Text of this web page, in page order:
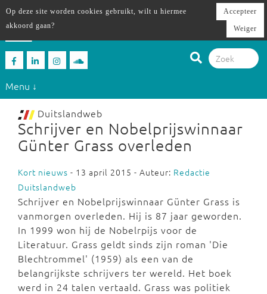
Menu ↓
Duitslandweb
Schrijver en Nobelprijswinnaar
Günter Grass overleden
Kort nieuws - 13 april 2015 - Auteur: Redactie
Duitslandweb
Schrijver en Nobelprijswinnaar Günter Grass is
vanmorgen overleden. Hij is 87 jaar geworden.
In 1999 won hij de Nobelrpijs voor de
Literatuur. Grass geldt sinds zijn roman 'Die
Blechtrommel' (1959) als een van de
belangrijkste schrijvers ter wereld. Het boek
werd in 24 talen vertaald. Grass was politiek
Op deze site worden cookies gebruikt, wilt u hiermee
akkoord gaan?
Accepteer
Weiger